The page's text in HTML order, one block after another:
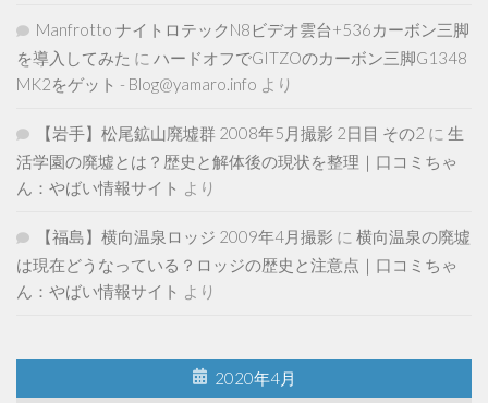
Manfrotto ナイトロテックN8ビデオ雲台+536カーボン三脚
を導入してみた に ハードオフでGITZOのカーボン三脚G1348
MK2をゲット - Blog@yamaro.info より
【岩手】松尾鉱山廃墟群 2008年5月撮影 2日目 その2 に 生
活学園の廃墟とは？歴史と解体後の現状を整理｜口コミちゃ
ん：やばい情報サイト より
【福島】横向温泉ロッジ 2009年4月撮影 に 横向温泉の廃墟
は現在どうなっている？ロッジの歴史と注意点｜口コミちゃ
ん：やばい情報サイト より
2020年4月